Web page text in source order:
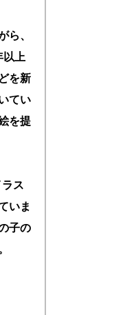
ら、
以上
を新
てい
を提
ス
いま
子の